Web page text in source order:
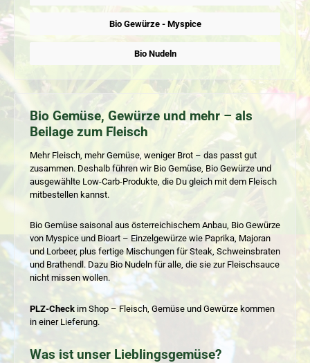
Bio Gewürze - Myspice
Bio Nudeln
Bio Gemüse, Gewürze und mehr – als
Beilage zum Fleisch
Mehr Fleisch, mehr Gemüse, weniger Brot – das passt gut
zusammen. Deshalb führen wir Bio Gemüse, Bio Gewürze und
ausgewählte Low-Carb-Produkte, die Du gleich mit dem Fleisch
mitbestellen kannst.
Bio Gemüse saisonal aus österreichischem Anbau, Bio Gewürze
von Myspice und Bioart – Einzelgewürze wie Paprika, Majoran
und Lorbeer, plus fertige Mischungen für Steak, Schweinsbraten
und Brathendl. Dazu Bio Nudeln für alle, die sie zur Fleischsauce
nicht missen wollen.
PLZ-Check im Shop – Fleisch, Gemüse und Gewürze kommen
in einer Lieferung.
Was ist unser Lieblingsgemüse?